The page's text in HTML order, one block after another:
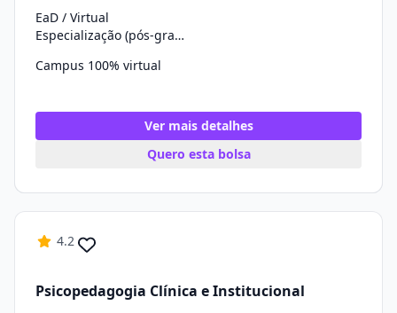
EaD / Virtual
Especialização (pós-graduação)
Campus 100% virtual
Ver mais detalhes
Quero esta bolsa
4.2
Psicopedagogia Clínica e Institucional